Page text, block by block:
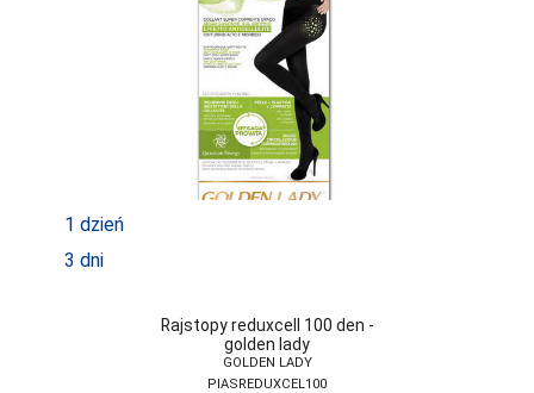
EWLON
FERNAND PERIL
FIORE
FUN-POL
FUNNY-DAY
GAIA
GAJATEX
1 dzień
3 dni
Rajstopy reduxcell 100 den -
golden lady
GOLDEN LADY
PIASREDUXCEL100